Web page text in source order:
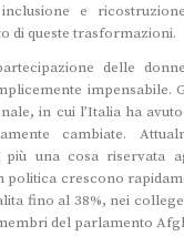
inclusione e
di queste trasformazioni.
delle
impensabile.
in cui l’Italia ha
cambiate.
una cosa riservata
politica crescono
fino al 38%, nei
del parlamento